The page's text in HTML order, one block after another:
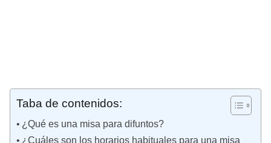
Taba de contenidos:
¿Qué es una misa para difuntos?
¿Cuáles son los horarios habituales para una misa